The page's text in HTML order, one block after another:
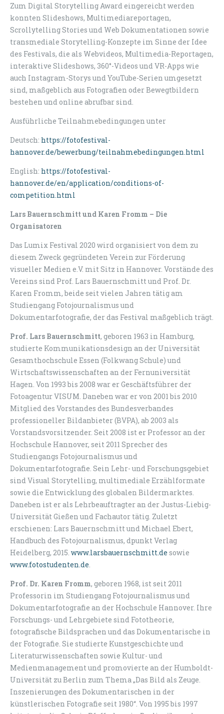
Zum Digital Storytelling Award eingereicht werden
konnten Slideshows, Multimediareportagen,
Scrollytelling Stories und Web Dokumentationen sowie
transmediale Storytelling-Konzepte im Sinne der Idee
des Festivals, die als Webvideos, Multimedia-Reportagen,
interaktive Slideshows, 360°-Videos und VR-Apps wie
auch Instagram-Storys und YouTube-Serien umgesetzt
sind, maßgeblich aus Fotografien oder Bewegtbildern
bestehen und online abrufbar sind.
Ausführliche Teilnahmebedingungen unter
Deutsch: https://fotofestival-
hannover.de/bewerbung/teilnahmebedingungen.html
English: https://fotofestival-
hannover.de/en/application/conditions-of-
competition.html
Lars Bauernschmitt und Karen Fromm – Die
Organisatoren
Das Lumix Festival 2020 wird organisiert von dem zu
diesem Zweck gegründeten Verein zur Förderung
visueller Medien e.V. mit Sitz in Hannover. Vorstände des
Vereins sind Prof. Lars Bauernschmitt und Prof. Dr.
Karen Fromm, beide seit vielen Jahren tätig am
Studiengang Fotojournalismus und
Dokumentarfotografie, der das Festival maßgeblich trägt.
Prof. Lars Bauernschmitt, geboren 1963 in Hamburg,
studierte Kommunikationsdesign an der Universität
Gesamthochschule Essen (Folkwang Schule) und
Wirtschaftswissenschaften an der Fernuniversität
Hagen. Von 1993 bis 2008 war er Geschäftsführer der
Fotoagentur VISUM. Daneben war er von 2001 bis 2010
Mitglied des Vorstandes des Bundesverbandes
professioneller Bildanbieter (BVPA), ab 2003 als
Vorstandsvorsitzender. Seit 2008 ist er Professor an der
Hochschule Hannover, seit 2011 Sprecher des
Studiengangs Fotojournalismus und
Dokumentarfotografie. Sein Lehr- und Forschungsgebiet
sind Visual Storytelling, multimediale Erzählformate
sowie die Entwicklung des globalen Bildermarktes.
Daneben ist er als Lehrbeauftragter an der Justus-Liebig-
Universität Gießen und Fachautor tätig. Zuletzt
erschienen: Lars Bauernschmitt und Michael Ebert,
Handbuch des Fotojournalismus, dpunkt Verlag
Heidelberg, 2015. www.larsbauernschmitt.de sowie
www.fotostudenten.de.
Prof. Dr. Karen Fromm, geboren 1968, ist seit 2011
Professorin im Studiengang Fotojournalismus und
Dokumentarfotografie an der Hochschule Hannover. Ihre
Forschungs- und Lehrgebiete sind Fototheorie,
fotografische Bildsprachen und das Dokumentarische in
der Fotografie. Sie studierte Kunstgeschichte und
Literaturwissenschaften sowie Kultur- und
Medienmanagement und promovierte an der Humboldt-
Universität zu Berlin zum Thema „Das Bild als Zeuge.
Inszenierungen des Dokumentarischen in der
künstlerischen Fotografie seit 1980“. Von 1995 bis 1997